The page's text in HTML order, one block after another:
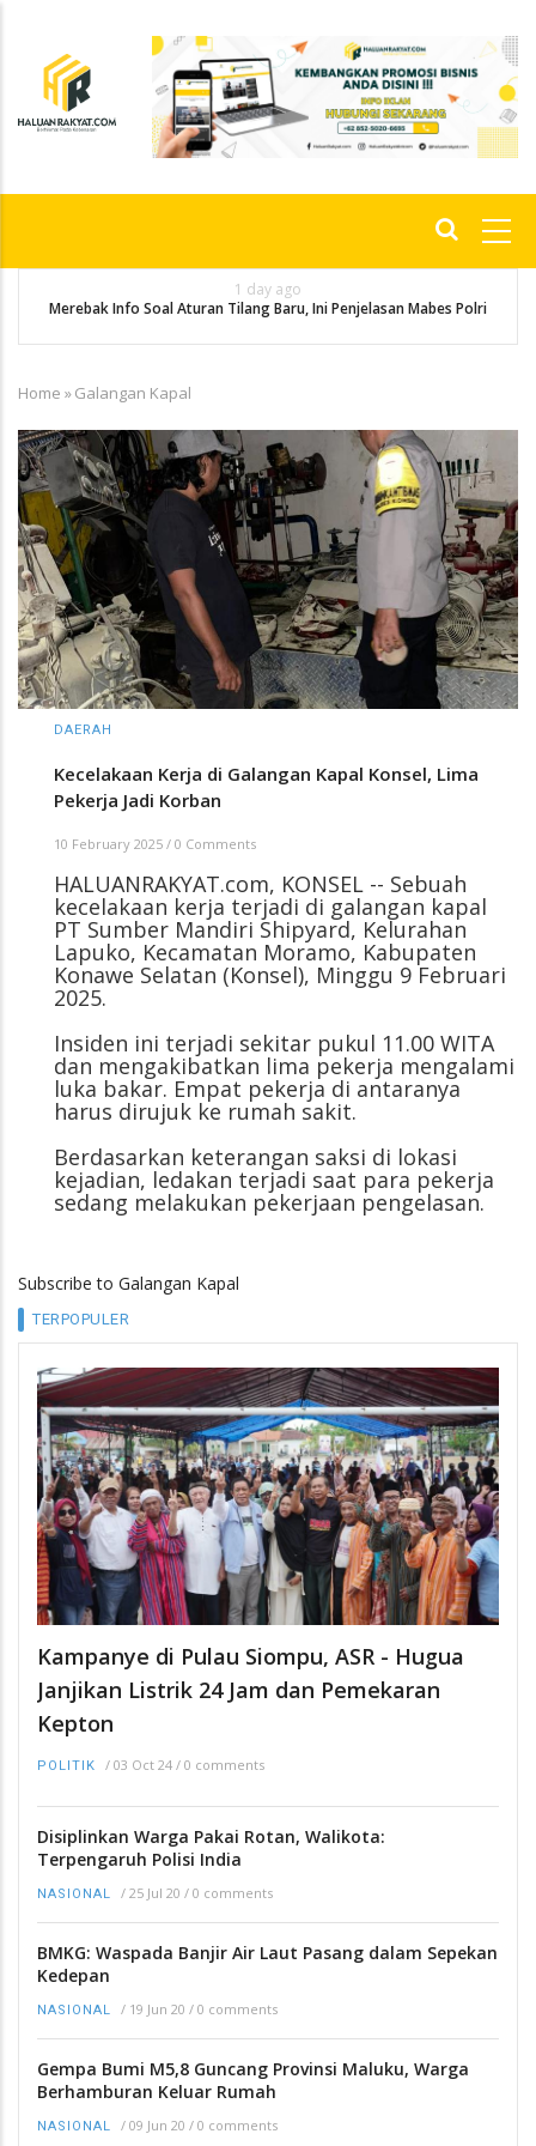
content
1 day ago
Merebak Info Soal Aturan Tilang Baru, Ini Penjelasan Mabes Polri
Breadcrumb
Home »Galangan Kapal
DAERAH
Kecelakaan Kerja di Galangan Kapal Konsel, Lima
Pekerja Jadi Korban
10 February 2025 / 0 Comments
HALUANRAKYAT.com, KONSEL -- Sebuah
kecelakaan kerja terjadi di galangan kapal
PT Sumber Mandiri Shipyard, Kelurahan
Lapuko, Kecamatan Moramo, Kabupaten
Konawe Selatan (Konsel), Minggu 9 Februari
2025.
Insiden ini terjadi sekitar pukul 11.00 WITA
dan mengakibatkan lima pekerja mengalami
luka bakar. Empat pekerja di antaranya
harus dirujuk ke rumah sakit.
Berdasarkan keterangan saksi di lokasi
kejadian, ledakan terjadi saat para pekerja
sedang melakukan pekerjaan pengelasan.
Subscribe to Galangan Kapal
TERPOPULER
Kampanye di Pulau Siompu, ASR - Hugua
Janjikan Listrik 24 Jam dan Pemekaran
Kepton
POLITIK / 03 Oct 24 / 0 comments
Disiplinkan Warga Pakai Rotan, Walikota:
Terpengaruh Polisi India
NASIONAL / 25 Jul 20 / 0 comments
BMKG: Waspada Banjir Air Laut Pasang dalam Sepekan
Kedepan
NASIONAL / 19 Jun 20 / 0 comments
Gempa Bumi M5,8 Guncang Provinsi Maluku, Warga
Berhamburan Keluar Rumah
NASIONAL / 09 Jun 20 / 0 comments